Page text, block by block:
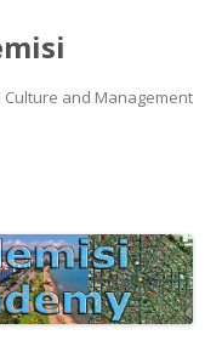
Culture and Management